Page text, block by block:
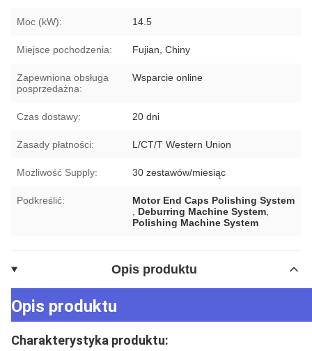
Moc (kW): 14.5
Miejsce pochodzenia: Fujian, Chiny
Zapewniona obsługa
posprzedażna:
Wsparcie online
Czas dostawy: 20 dni
Zasady płatności: L/CT/T Western Union
Możliwość Supply: 30 zestawów/miesiąc
Podkreślić:
Motor End Caps Polishing System
Deburring Machine System
Polishing Machine System
Opis produktu
Opis produktu
Charakterystyka produktu: